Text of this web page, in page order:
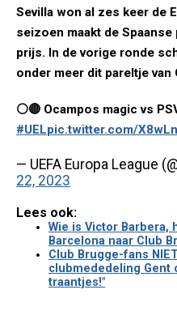
Sevilla won al zes keer de
seizoen maakt de
prijs. In de vorige ronde
onder meer dit pareltje van
⚪️🔴 Ocampos magic vs
#UELpic.twitter.com/
— UEFA Europa League
22, 2023
Lees ook:
Wie is Victor Barbera,
Barcelona naar Club
Club Brugge-fans
clubmededeling Gent
traantjes!"